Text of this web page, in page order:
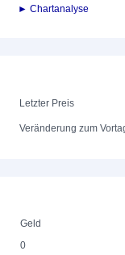
► Chartanalyse
Letzter Preis
Veränderung zum
Geld
0